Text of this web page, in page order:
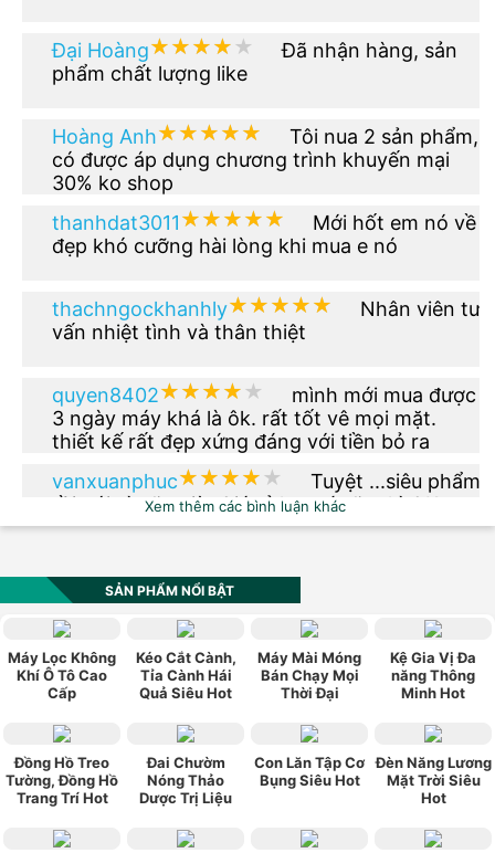
Đại Hoàng★★★★★
★★★★★
Đã nhận hàng, sản
phẩm chất lượng like
Hoàng Anh★★★★★
★★★★★
Tôi nua 2 sản phẩm,
có được áp dụng chương trình khuyến mại
30% ko shop
thanhdat3011★★★★★
★★★★★
Mới hốt em nó về
đẹp khó cưỡng hài lòng khi mua e nó
thachngockhanhly★★★★★
★★★★★
Nhân viên tư
vấn nhiệt tình và thân thiệt
quyen8402★★★★★
★★★★★
mình mới mua được
3 ngày máy khá là ôk. rất tốt vê mọi mặt.
thiết kế rất đẹp xứng đáng với tiền bỏ ra
vanxuanphuc★★★★★
★★★★★
Tuyệt ...siêu phẩm
rồi nói gì nữa giờ. Giá rẻ hơn tí nữa thì OK.
màu xanh dạ quang đi nhé
vn0984_520★★★★★
★★★★★
Sản phẩm có kiểu
dáng đẹp, hợp thời trang, phù hợp với túi
tiền, chính sách bảo hành tốt. Rất hài lòng về
sản phẩm này.
ngoquan112 ★★★★★
★★★★★
Mua cho ba mình
xài được hơn 1 tháng rồi , giá cả hợp lý , vừa
túi tiền , máy gọn nhẹ , ba mình rất vừa ý .
Xem thêm các bình luận khác
SẢN PHẨM NỔI BẬT
Máy Lọc Không
Khí Ô Tô Cao
Cấp
Kéo Cắt Cành,
Tỉa Cành Hái
Quả Siêu Hot
Máy Mài Móng
Bán Chạy Mọi
Thời Đại
Kệ Gia Vị Đa
năng Thông
Minh Hot
Đồng Hồ Treo
Tường, Đồng Hồ
Trang Trí Hot
Đai Chườm
Nóng Thảo
Dược Trị Liệu
Con Lăn Tập Cơ
Bụng Siêu Hot
Đèn Năng Lương
Mặt Trời Siêu
Hot